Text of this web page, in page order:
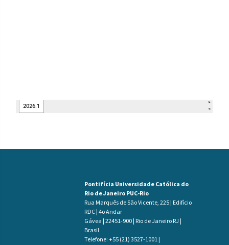
Pontifícia Universidade Católica do
Rio de Janeiro PUC-Rio
Rua Marquês de São Vicente, 225 | Edifício
RDC | 4o Andar
Gávea | 22451-900 | Rio de Janeiro RJ |
Brasil
Telefone: +55 (21) 3527-1001 |